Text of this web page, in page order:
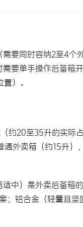
（需要同时容纳2至4个
需要单手操作后备箱开
）。
约20至35升的实际
通外卖箱（约15升）
中）是外卖后备箱
；铝合金（轻量且坚